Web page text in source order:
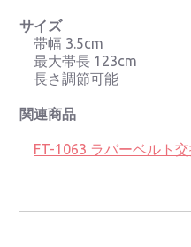
サイズ
帯幅 3.5cm
最大帯長 123cm
長さ調節可能
関連商品
FT-1063 ラバーベルト